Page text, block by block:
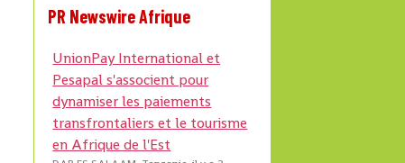
PR Newswire Afrique
UnionPay International et
Pesapal s'associent pour
dynamiser les paiements
transfrontaliers et le tourisme
en Afrique de l'Est